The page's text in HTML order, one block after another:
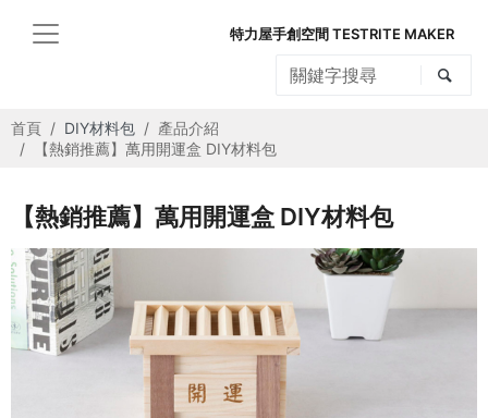
特力屋手創空間 TESTRITE MAKER
首頁 DIY材料包
產品介紹
【熱銷推薦】萬用開運盒 DIY材料包
【熱銷推薦】萬用開運盒 DIY材料包